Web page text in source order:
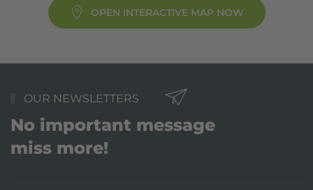
OPEN INTERACTIVE MAP NOW
OUR NEWSLETTERS
No important message
miss more!